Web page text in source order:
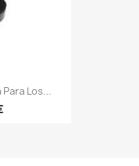
Para Los...